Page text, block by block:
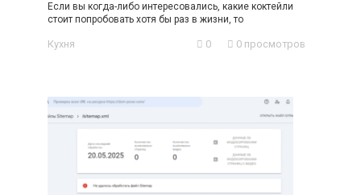
Если вы когда-либо интересовались, какие коктейли
стоит попробовать хотя бы раз в жизни, то
Кухня 0 0 просмотров